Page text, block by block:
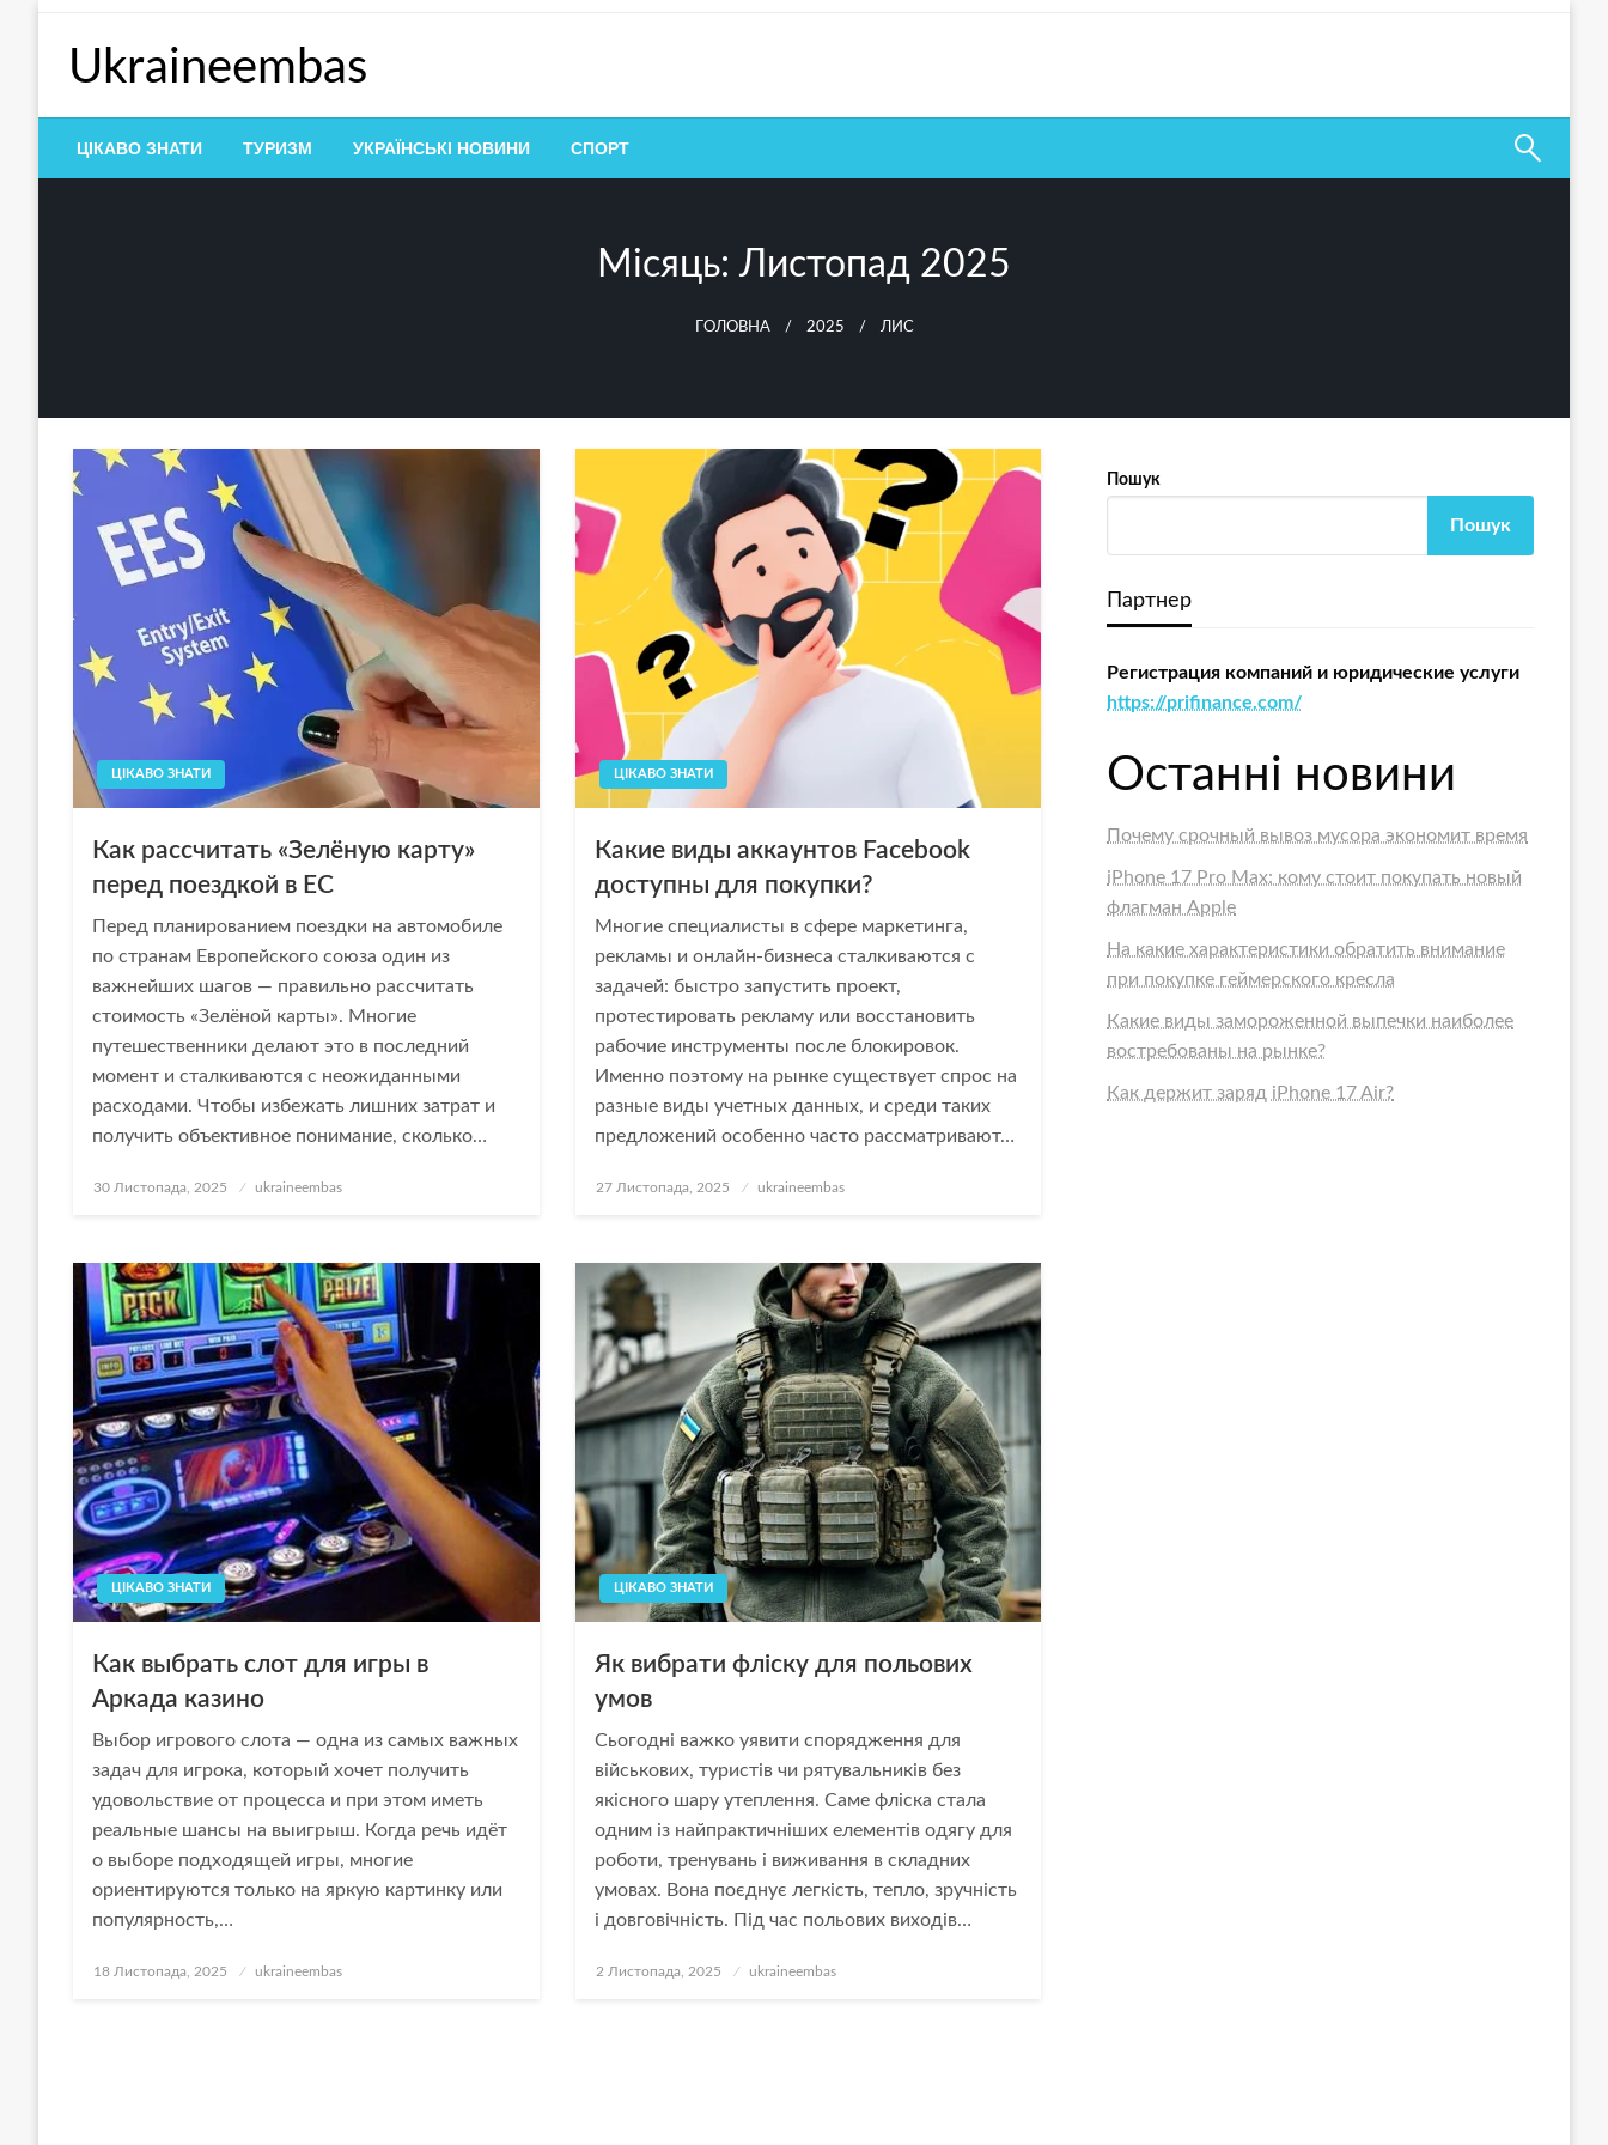
Перейти
контентуUkraineembas
ЦІКАВО ЗНАТИ ТУРИЗМ УКРАЇНСЬКІ НОВИНИ СПОРТ
Місяць:Листопад 2025
ГОЛОВНА 2025 ЛИС
ЦІКАВО ЗНАТИ
Как рассчитать «Зелёную карту»
перед поездкой в ЕС
Перед планированием поездки на автомобиле
по странам Европейского союза один из
важнейших шагов — правильно рассчитать
стоимость «Зелёной карты». Многие
путешественники делают это в последний
момент и сталкиваются с неожиданными
расходами. Чтобы избежать лишних затрат и
получить объективное понимание, сколько…
Опубліковано
30 Листопада, 2025 ukraineembas
ЦІКАВО ЗНАТИ
Какие виды аккаунтов Facebook
доступны для покупки?
Многие специалисты в сфере маркетинга,
рекламы и онлайн-бизнеса сталкиваются с
задачей: быстро запустить проект,
протестировать рекламу или восстановить
рабочие инструменты после блокировок.
Именно поэтому на рынке существует спрос на
разные виды учетных данных, и среди таких
предложений особенно часто рассматривают…
Опубліковано
27 Листопада, 2025 ukraineembas
ЦІКАВО ЗНАТИ
Как выбрать слот для игры в
Аркада казино
Выбор игрового слота — одна из самых важных
задач для игрока, который хочет получить
удовольствие от процесса и при этом иметь
реальные шансы на выигрыш. Когда речь идёт
о выборе подходящей игры, многие
ориентируются только на яркую картинку или
популярность,…
Опубліковано
18 Листопада, 2025 ukraineembas
ЦІКАВО ЗНАТИ
Як вибрати фліску для польових
умов
Сьогодні важко уявити спорядження для
військових, туристів чи рятувальників без
якісного шару утеплення. Саме фліска стала
одним із найпрактичніших елементів одягу для
роботи, тренувань і виживання в складних
умовах. Вона поєднує легкість, тепло, зручність
і довговічність. Під час польових виходів…
Опубліковано
2 Листопада, 2025 ukraineembas
Пошук
Пошук
Партнер
Регистрация компаний и юридические услуги
https://prifinance.com/
Останні новини
Почему срочный вывоз мусора экономит время
iPhone 17 Pro Max: кому стоит покупать новый
флагман Apple
На какие характеристики обратить внимание
при покупке геймерского кресла
Какие виды замороженной выпечки наиболее
востребованы на рынке?
Как держит заряд iPhone 17 Air?